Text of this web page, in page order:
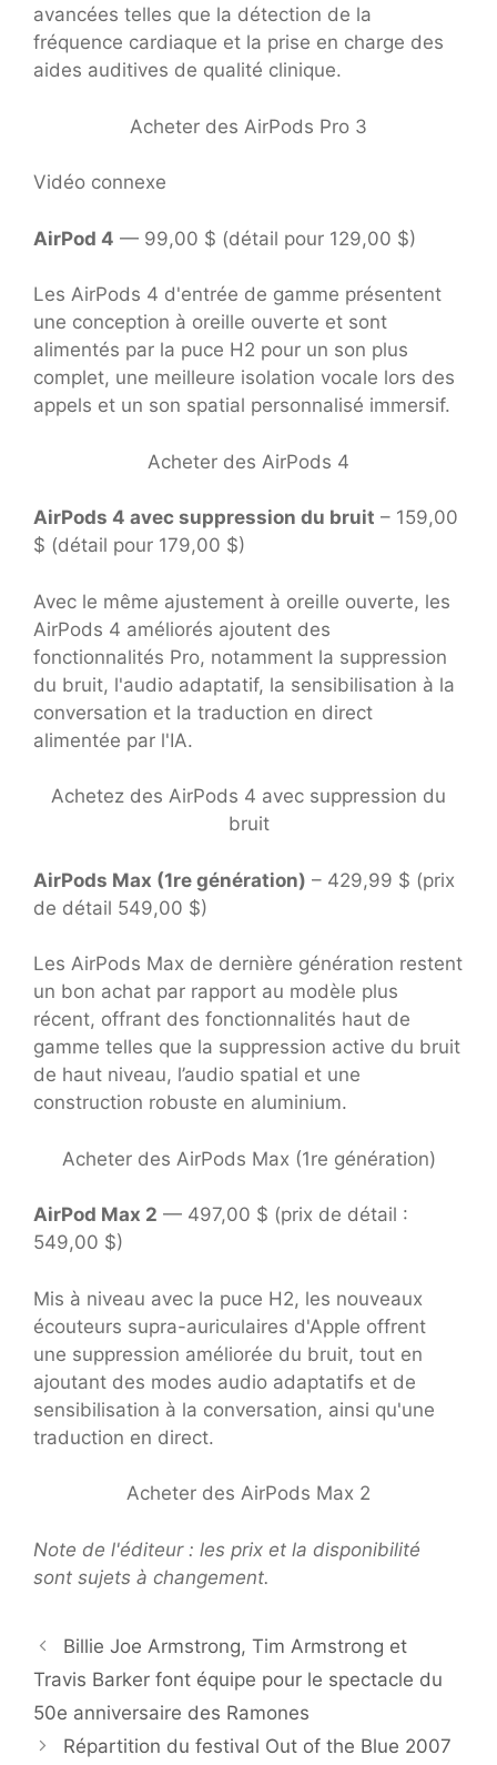
avancées telles que la détection de la
fréquence cardiaque et la prise en charge des
aides auditives de qualité clinique.
Acheter des AirPods Pro 3
Vidéo connexe
AirPod 4 — 99,00 $ (détail pour 129,00 $)
Les AirPods 4 d'entrée de gamme présentent
une conception à oreille ouverte et sont
alimentés par la puce H2 pour un son plus
complet, une meilleure isolation vocale lors des
appels et un son spatial personnalisé immersif.
Acheter des AirPods 4
AirPods 4 avec suppression du bruit – 159,00
$ (détail pour 179,00 $)
Avec le même ajustement à oreille ouverte, les
AirPods 4 améliorés ajoutent des
fonctionnalités Pro, notamment la suppression
du bruit, l'audio adaptatif, la sensibilisation à la
conversation et la traduction en direct
alimentée par l'IA.
Achetez des AirPods 4 avec suppression du
bruit
AirPods Max (1re génération) – 429,99 $ (prix
de détail 549,00 $)
Les AirPods Max de dernière génération restent
un bon achat par rapport au modèle plus
récent, offrant des fonctionnalités haut de
gamme telles que la suppression active du bruit
de haut niveau, l’audio spatial et une
construction robuste en aluminium.
Acheter des AirPods Max (1re génération)
AirPod Max 2 — 497,00 $ (prix de détail :
549,00 $)
Mis à niveau avec la puce H2, les nouveaux
écouteurs supra-auriculaires d'Apple offrent
une suppression améliorée du bruit, tout en
ajoutant des modes audio adaptatifs et de
sensibilisation à la conversation, ainsi qu'une
traduction en direct.
Acheter des AirPods Max 2
Note de l'éditeur : les prix et la disponibilité
sont sujets à changement.
Billie Joe Armstrong, Tim Armstrong et
Travis Barker font équipe pour le spectacle du
50e anniversaire des Ramones
Répartition du festival Out of the Blue 2007